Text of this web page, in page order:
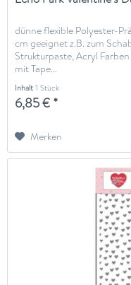
dünne flexible Polyester-
cm geeignet z.B. zum
Strukturpaste, Acryl
mit Tape...
Inhalt1 Stück
6,85 € *
Merken